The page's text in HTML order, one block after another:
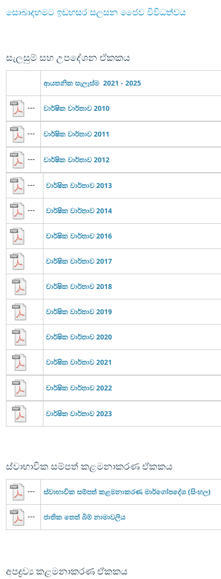
සොබාදහමට ඉඩහසර සලසන ජෛව විවිධත්වය
සැලසුම් සහ උපදේශන ඒකකය
ආයතනික සැලැස්ම 2021 - 2025
--- වාර්ෂික වාර්තාව 2010
--- වාර්ෂික වාර්තාව 2011
--- වාර්ෂික වාර්තාව 2012
--- වාර්ෂික වාර්තාව 2013
--- වාර්ෂික වාර්තාව 2014
වාර්ෂික වාර්තාව 2016
වාර්ෂික වාර්තාව 2017
වාර්ෂික වාර්තාව 2018
වාර්ෂික වාර්තාව 2019
වාර්ෂික වාර්තාව 2020
වාර්ෂික වාර්තාව 2021
වාර්ෂික වාර්තාව 2022
වාර්ෂික වාර්තාව 2023
ස්වාභාවික සම්පත් කළමනාකරණ ඒකකය
--- ස්වාභාවික සම්පත් කළමනාකරණ මාර්ගෝපදේශ (සිංහල)
--- ජාතික තෙත් බිම් නාමාවලිය
අපද්‍රව්‍ය කළමනාකරණ ඒකකය